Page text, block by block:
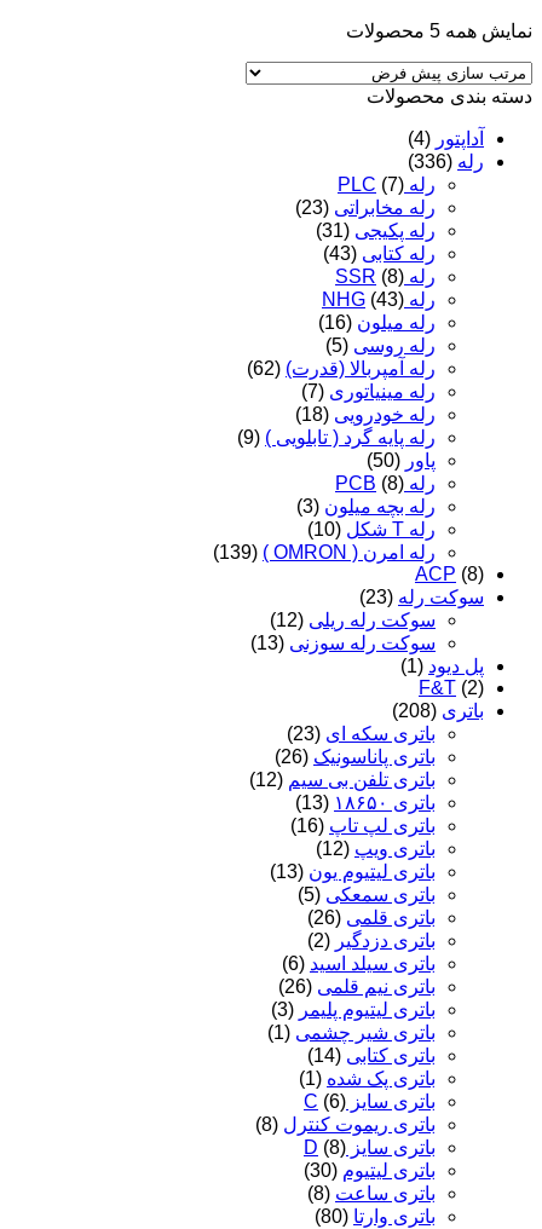
نمایش همه 5 محصولات
دسته‌ بندی محصولات
آداپتور (4)
رله (336)
رله PLC (7)
رله مخابراتی (23)
رله پکیجی (31)
رله کتابی (43)
رله SSR (8)
رله NHG (43)
رله میلون (16)
رله روسی (5)
رله آمپربالا (قدرت) (62)
رله مینیاتوری (7)
رله خودرویی (18)
رله پایه گرد ( تابلویی ) (9)
پاور (50)
رله PCB (8)
رله بچه میلون (3)
رله T شکل
(10)
رله امرن ( OMRON )
(139)
ACP (8)
سوکت رله (23)
سوکت رله ریلی (12)
سوکت رله سوزنی (13)
پل دیود (1)
F&T (2)
باتری (208)
باتری سکه ای (23)
باتری پاناسونیک (26)
باتری تلفن بی سیم (12)
باتری ۱۸۶۵۰
(13)
باتری لپ تاپ (16)
باتری ویپ (12)
باتری لیتیوم یون (13)
باتری سمعکی (5)
باتری قلمی (26)
باتری دزدگیر (2)
باتری سیلد اسید (6)
باتری نیم قلمی (26)
باتری لیتیوم پلیمر (3)
باتری شیر چشمی (1)
باتری کتابی (14)
باتری پک شده (1)
باتری سایز C (6)
باتری ریموت کنترل (8)
باتری سایز D (8)
باتری لیتیوم (30)
باتری ساعت (8)
باتری وارتا (80)